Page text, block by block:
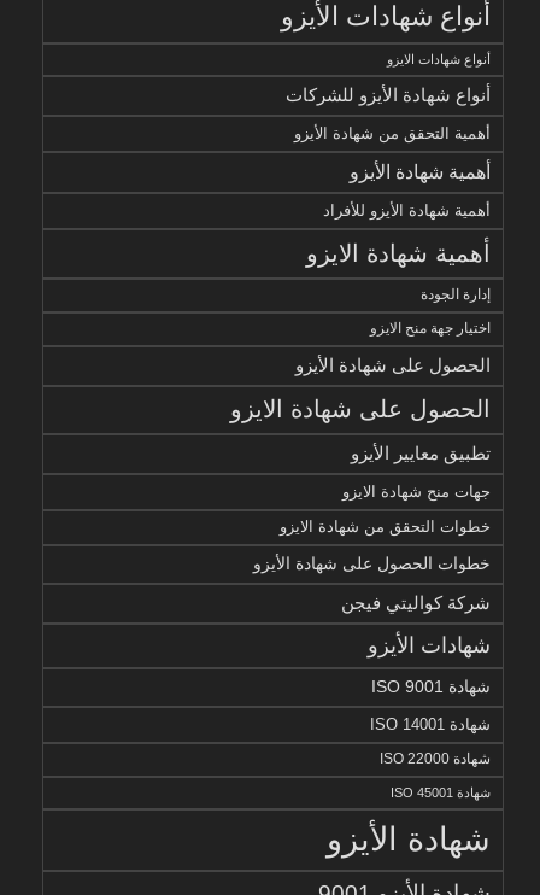
أنواع شهادات الأيزو
أنواع شهادات الايزو
أنواع شهادة الأيزو للشركات
أهمية التحقق من شهادة الأيزو
أهمية شهادة الأيزو
أهمية شهادة الأيزو للأفراد
أهمية شهادة الايزو
إدارة الجودة
اختيار جهة منح الايزو
الحصول على شهادة الأيزو
الحصول على شهادة الايزو
تطبيق معايير الأيزو
جهات منح شهادة الايزو
خطوات التحقق من شهادة الايزو
خطوات الحصول على شهادة الأيزو
شركة كواليتي فيجن
شهادات الأيزو
شهادة ISO 9001
شهادة ISO 14001
شهادة ISO 22000
شهادة ISO 45001
شهادة الأيزو